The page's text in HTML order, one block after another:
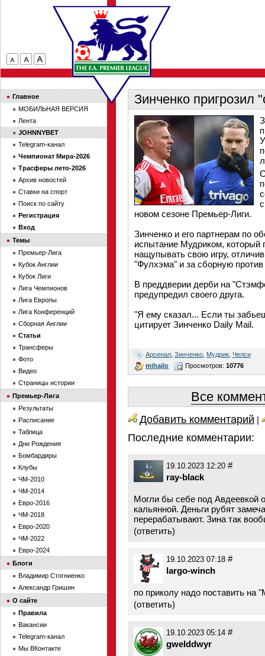
Зинченко пригрозил
новом сезоне Премьер-Лиги.
Зинченко и его партнерам по
испытание Мудриком, который
нащупывать свою игру,
"Фулхэма" и за сборную
В преддверии дерби на
предупредил своего друга.
"Я ему сказал... Если ты
цитирует Зинченко Daily Mail.
Арсенал Зинченко Мудрик Челси
mihajlo
Просмотров: 10776
Все
Добавить комментарий |
Последние комментарии:
19.10.2023 12:20 #
ray-black
Могли бы себе под Авдеевкой
кальянной. Деньги рубят
перерабатывают. Зина так
(ответить)
19.10.2023 07:18 #
largo-winch
по приколу надо поставить на
(ответить)
19.10.2023 05:14 #
gwelddwyr
Главное
МОБИЛЬНАЯ ВЕРСИЯ
Лента
JOHNNYBET
Telegram-канал
Чемпионат Мира-2026
Трасферы лето-2026
Архив новостей
Ставки на спорт
Поиск по сайту
Регистрация
Вход
Темы
Премьер-Лига
Кубок Англии
Кубок Лиги
Лига Чемпионов
Лига Европы
Лига Конференций
Сборная Англии
Статьи
Трансферы
Фото
Видео
Страницы истории
Премьер-Лига
Результаты
Расписание
Таблица
Дни Рождения
Бомбардиры
Клубы
ЧМ-2010
ЧМ-2014
Евро-2016
ЧМ-2018
Евро-2020
ЧМ-2022
Евро-2024
Блоги
Владимир Стогниенко
Александр Гришин
О сайте
Правила
Вакансии
Telegram-канал
Мы ВКонтакте